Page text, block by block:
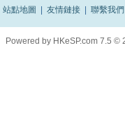
站點地圖 友情鏈接 聯繫我們
Powered by HKeSP.com 7.5 ©